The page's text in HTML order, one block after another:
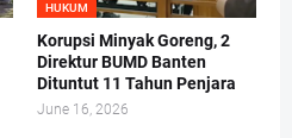
HUKUM
Korupsi Minyak Goreng, 2
Direktur BUMD Banten
Dituntut 11 Tahun Penjara
June 16, 2026